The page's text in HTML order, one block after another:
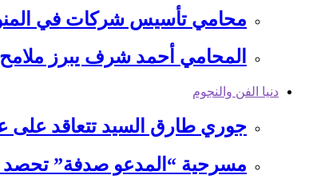
محامي تأسيس شركات في
المحامي أحمد شرف يبرز ملامح
دنيا الفن والنجوم
جوري طارق السيد تتعاقد على
مسرحية “المدعو صدفة” تحصد